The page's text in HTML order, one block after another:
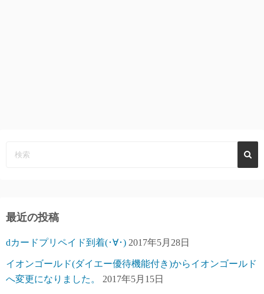
最近の投稿
dカードプリペイド到着(･∀･) 2017年5月28日
イオンゴールド(ダイエー優待機能付き)からイオンゴールド
へ変更になりました。
2017年5月15日